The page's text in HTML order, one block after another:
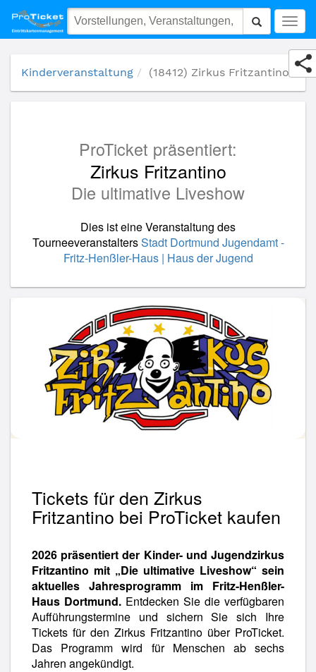
(18412) Zirkus Fritzantino
Kinderveranstaltung (18412) Zirkus Fritzantino
ProTicket präsentiert:
Zirkus Fritzantino
Die ultimative Liveshow
Dies ist eine Veranstaltung des
TourneeveranstaltersStadt Dortmund Jugendamt -
Fritz-Henßler-Haus | Haus der Jugend
Tickets für den Zirkus
Fritzantino bei ProTicket kaufen
2026 präsentiert der Kinder- und Jugendzirkus
Fritzantino mit „Die ultimative Liveshow“ sein
aktuelles Jahresprogramm im Fritz-Henßler-
Haus Dortmund. Entdecken Sie die verfügbaren
Aufführungstermine und sichern Sie sich Ihre
Tickets für den Zirkus Fritzantino über ProTicket.
Das Programm wird für Menschen ab sechs
Jahren angekündigt.